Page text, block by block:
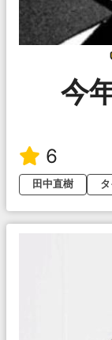
今
6
田中直樹